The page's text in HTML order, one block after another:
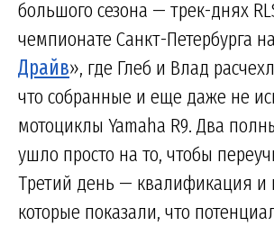
большого сезона — трек-днях
чемпионате Санкт-Петербурга
Драйв», где Глеб и Влад
что собранные и еще даже не
мотоциклы Yamaha R9. Два
ушло просто на то, чтобы
Третий день — квалификация и
которые показали, что